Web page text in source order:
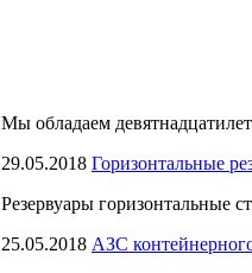
Мы обладаем
29.05.2018 Горизонтальные
Резервуары горизонтальные
25.05.2018 АЗС